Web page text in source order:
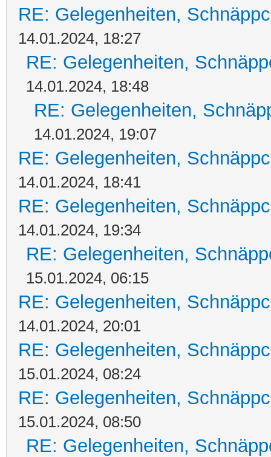
RE: Gelegenheiten,
14.01.2024, 18:27
RE: Gelegenheiten,
14.01.2024, 18:48
RE: Gelegenheiten,
14.01.2024, 19:07
RE: Gelegenheiten,
14.01.2024, 18:41
RE: Gelegenheiten,
14.01.2024, 19:34
RE: Gelegenheiten,
15.01.2024, 06:15
RE: Gelegenheiten,
14.01.2024, 20:01
RE: Gelegenheiten,
15.01.2024, 08:24
RE: Gelegenheiten,
15.01.2024, 08:50
RE: Gelegenheiten,